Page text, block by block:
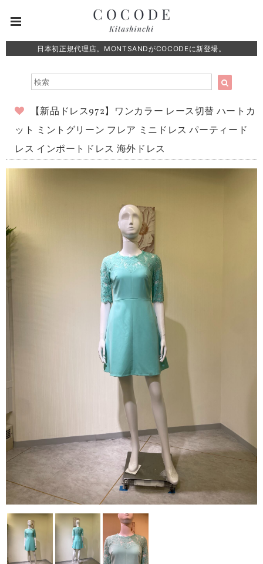
日本初正規代理店。MONTSANDがCOCODEに新登場。
【新品ドレス972】ワンカラー レース切替 ハートカ
ット ミントグリーン フレア ミニドレス パーティード
レス インポートドレス 海外ドレス